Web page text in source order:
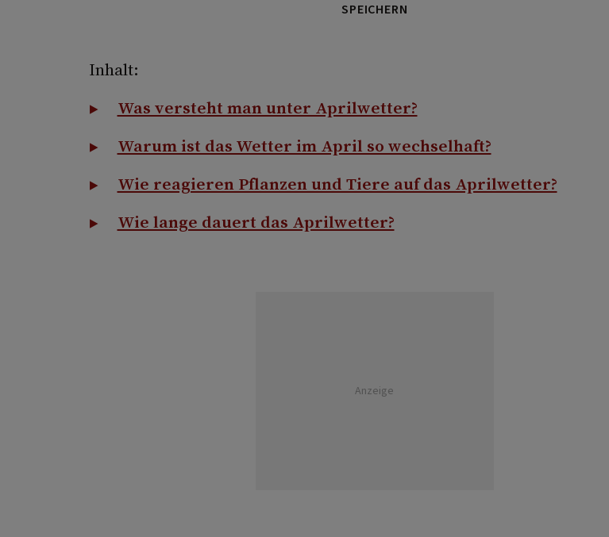
SPEICHERN
Inhalt:
Was versteht man unter Aprilwetter?
Warum ist das Wetter im April so wechselhaft?
Wie reagieren Pflanzen und Tiere auf das Aprilwetter?
Wie lange dauert das Aprilwetter?
Anzeige